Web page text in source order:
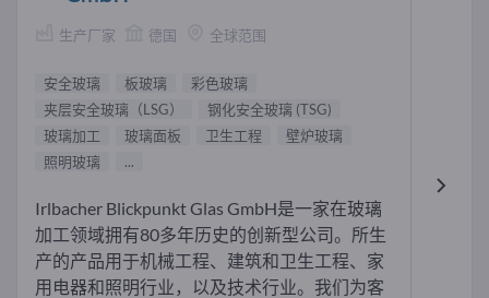
生产厂家 德国 全球范围
安全玻璃 板玻璃
彩色玻璃
夹层安全玻璃（LSG）
钢化安全玻璃 (TSG)
玻璃加工
玻璃面板 卫生工程
壁炉玻璃
照明玻璃
...
Irlbacher Blickpunkt Glas GmbH是一家在玻璃
加工领域拥有80多年历史的创新型公司。所生
产的产品用于机械工程、建筑和卫生工程、家
用电器和照明行业，以及技术行业。我们为客